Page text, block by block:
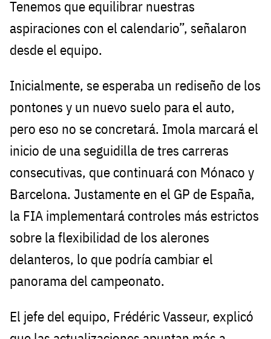
Tenemos que equilibrar nuestras
aspiraciones con el calendario”, señalaron
desde el equipo.
Inicialmente, se esperaba un rediseño de los
pontones y un nuevo suelo para el auto,
pero eso no se concretará. Imola marcará el
inicio de una seguidilla de tres carreras
consecutivas, que continuará con Mónaco y
Barcelona. Justamente en el GP de España,
la FIA implementará controles más estrictos
sobre la flexibilidad de los alerones
delanteros, lo que podría cambiar el
panorama del campeonato.
El jefe del equipo, Frédéric Vasseur, explicó